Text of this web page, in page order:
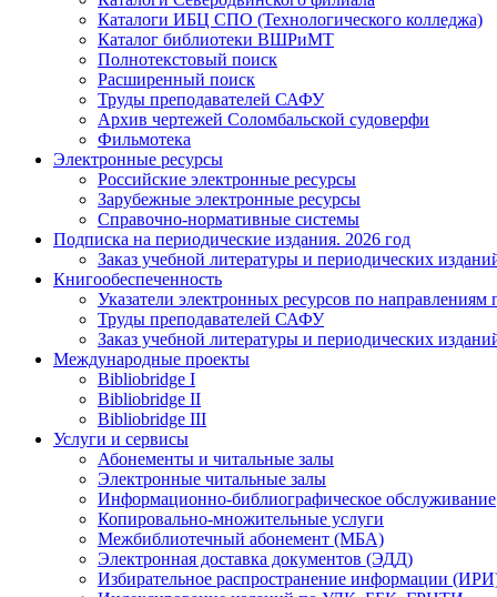
Каталоги ИБЦ СПО (Технологического колледжа)
Каталог библиотеки ВШРиМТ
Полнотекстовый поиск
Расширенный поиск
Труды преподавателей САФУ
Архив чертежей Соломбальской судоверфи
Фильмотека
Электронные ресурсы
Российские электронные ресурсы
Зарубежные электронные ресурсы
Справочно-нормативные системы
Подписка на периодические издания. 2026 год
Заказ учебной литературы и периодических
Книгообеспеченность
Указатели электронных ресурсов по направлениям
Труды преподавателей САФУ
Заказ учебной литературы и периодических
Международные проекты
Bibliobridge I
Bibliobridge II
Bibliobridge III
Услуги и сервисы
Абонементы и читальные залы
Электронные читальные залы
Информационно-библиографическое обслуживание
Копировально-множительные услуги
Межбиблиотечный абонемент (МБА)
Электронная доставка документов (ЭДД)
Избирательное распространение информации